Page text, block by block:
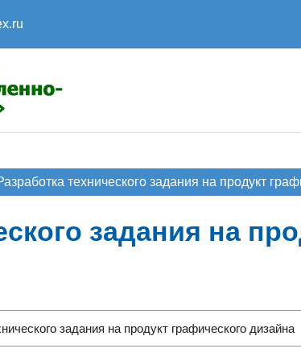
технического задания на продукт
задания на